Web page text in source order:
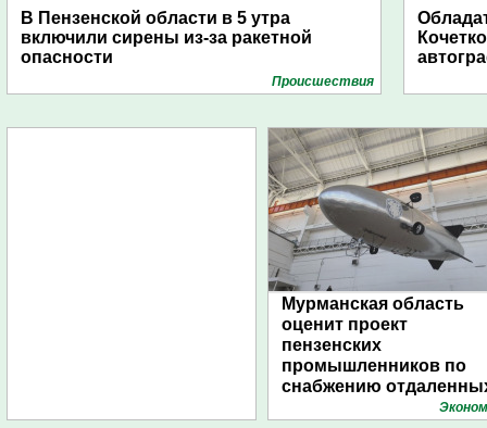
В Пензенской области в 5 утра
включили сирены из-за ракетной
опасности
Проиcшествия
Мурманская область
оценит проект
пензенских
промышленников по
снабжению
поселений с помощью